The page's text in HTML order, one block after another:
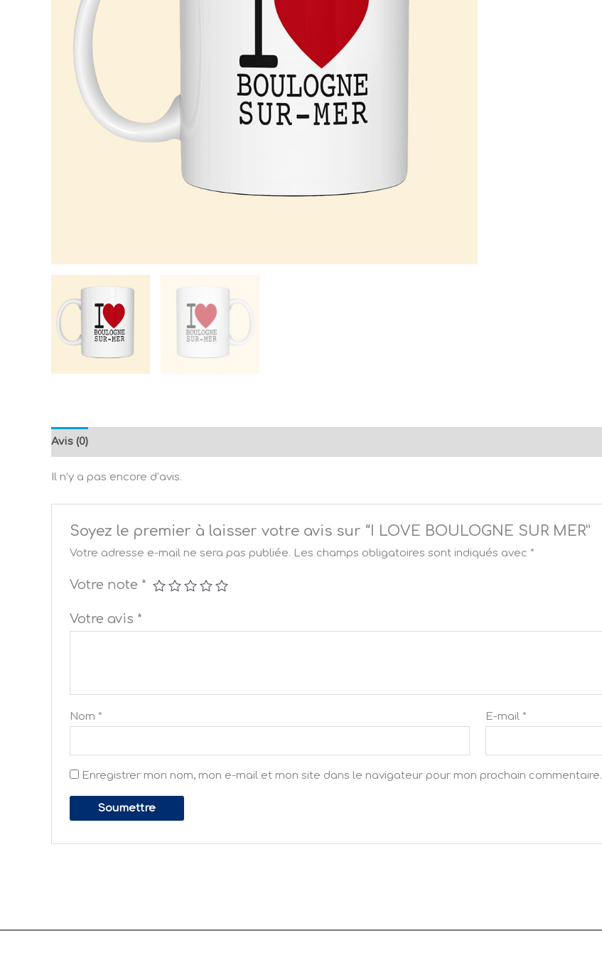
Avis (0)
Il n’y a pas encore d’avis.
Soyez le premier à laisser votre avis sur “I LOVE BOULOGNE SUR MER”
Votre adresse e-mail ne sera pas publiée. Les champs obligatoires sont indiqués avec *
Votre note *
Votre avis *
Nom * E-mail *
Enregistrer mon nom, mon e-mail et mon site dans le navigateur pour mon prochain commentaire.